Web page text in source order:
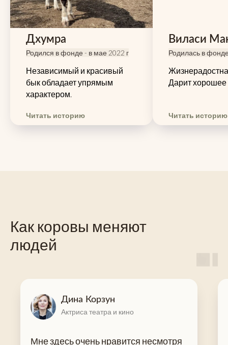
Дхумра
Родился в фонде - в мае 2022 г
Независимый и красивый
бык обладает упрямым
характером.
Читать историю
Виласи
Родилась в
Дарит хорошее
Читать историю
Как коровы меняют
людей
Дина Корзун
Актриса театра и кино
Мне здесь очень нравится несмотря